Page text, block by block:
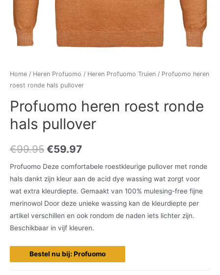
Home / Heren Profuomo / Heren Profuomo Truien / Profuomo heren
roest ronde hals pullover
Profuomo heren roest ronde
hals pullover
€99.95 €59.97
Profuomo Deze comfortabele roestkleurige pullover met ronde
hals dankt zijn kleur aan de acid dye wassing wat zorgt voor
wat extra kleurdiepte. Gemaakt van 100% mulesing-free fijne
merinowol Door deze unieke wassing kan de kleurdiepte per
artikel verschillen en ook rondom de naden iets lichter zijn.
Beschikbaar in vijf kleuren.
Bestel nu bij: Profuomo